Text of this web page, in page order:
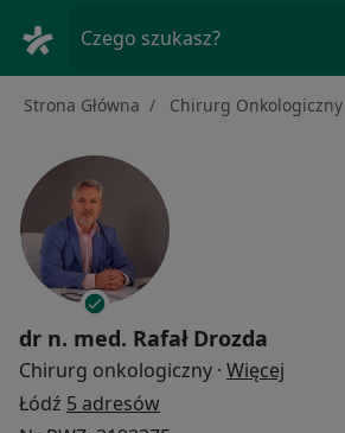
Czego szukasz?
Strona Główna Chirurg Onkologiczny
dr n. med. Rafał Drozda
Chirurg onkologiczny · Więcej
Łódź 5 adresów